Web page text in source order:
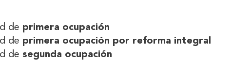
de primera ocupación
de primera ocupación por reforma integral
de segunda ocupación